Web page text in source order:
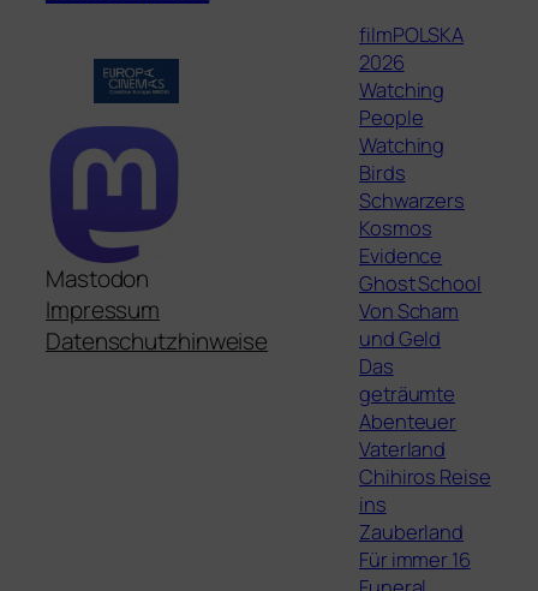
Mastodon
Impressum
Datenschutzhinweise
filmPOLSKA
2026
Watching
People
Watching
Birds
Schwarzers
Kosmos
Evidence
Ghost School
Von Scham
und Geld
Das
geträumte
Abenteuer
Vaterland
Chihiros Reise
ins
Zauberland
Für immer 16